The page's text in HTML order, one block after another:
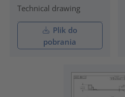
Technical drawing
Plik do
pobrania